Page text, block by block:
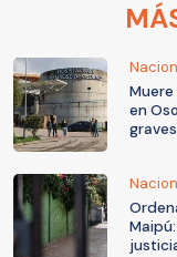
en